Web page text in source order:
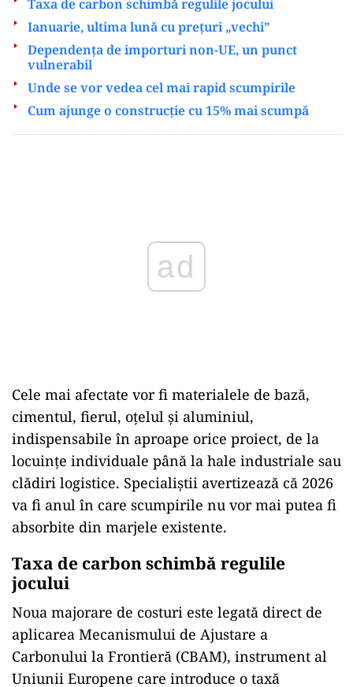
Taxa de carbon schimbă regulile jocului
Ianuarie, ultima lună cu prețuri „vechi”
Dependența de importuri non-UE, un punct
vulnerabil
Unde se vor vedea cel mai rapid scumpirile
Cum ajunge o construcție cu 15% mai scumpă
Cele mai afectate vor fi materialele de bază,
cimentul, fierul, oțelul și aluminiul,
indispensabile în aproape orice proiect, de la
locuințe individuale până la hale industriale sau
clădiri logistice. Specialiștii avertizează că 2026
va fi anul în care scumpirile nu vor mai putea fi
absorbite din marjele existente.
Taxa de carbon schimbă regulile
jocului
Noua majorare de costuri este legată direct de
aplicarea Mecanismului de Ajustare a
Carbonului la Frontieră (CBAM), instrument al
Uniunii Europene care introduce o taxă